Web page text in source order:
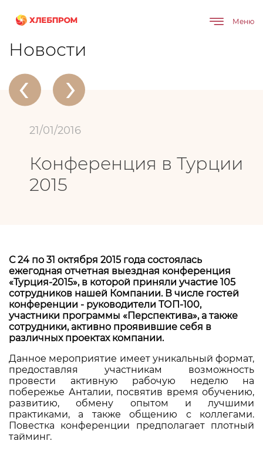
Меню
Главная О компании
Новости
‹ ›
21/01/2016
Конференция в Турции
2015
С 24 по 31 октября 2015 года состоялась
ежегодная отчетная выездная конференция
«Турция-2015», в которой приняли участие 105
сотрудников нашей Компании. В числе гостей
конференции - руководители ТОП-100,
участники программы «Перспектива», а также
сотрудники, активно проявившие себя в
различных проектах компании.
Данное мероприятие имеет уникальный формат,
предоставляя участникам возможность
провести активную рабочую неделю на
побережье Анталии, посвятив время обучению,
развитию, обмену опытом и лучшими
практиками, а также общению с коллегами.
Повестка конференции предполагает плотный
тайминг.